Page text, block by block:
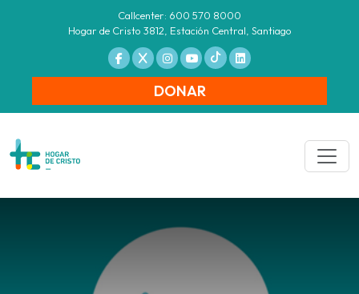
Callcenter: 600 570 8000
Hogar de Cristo 3812, Estación Central, Santiago
DONAR